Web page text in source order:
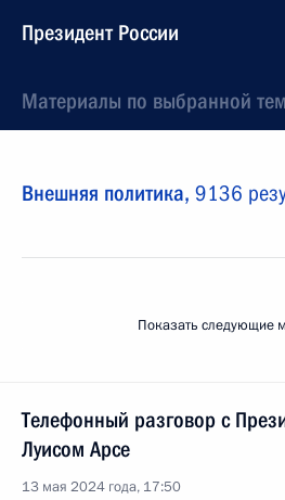
Президент России
Материалы по выбранной
Внешняя политика, 9136
Показать следующие
Телефонный разговор с
Луисом Арсе
13 мая 2024 года, 17:50